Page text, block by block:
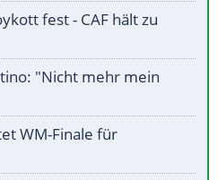
fest - CAF hält zu
"Nicht mehr mein
WM-Finale für